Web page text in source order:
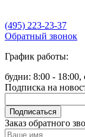
(495) 223-23-37
Обратный звонок
График работы:
будни: 8:00 - 18:00,
Подписка на
Подписаться
Заказ обратного